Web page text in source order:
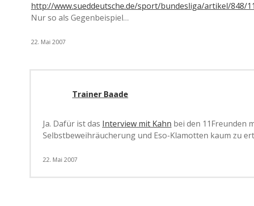
http://www.sueddeutsche.de/sport/bundesliga/artikel/848/
Nur so als Gegenbeispiel…
22. Mai 2007
Trainer Baade
Ja. Dafür ist das Interview mit Kahn bei den 11Freunden
Selbstbeweihräucherung und Eso-Klamotten kaum zu
22. Mai 2007